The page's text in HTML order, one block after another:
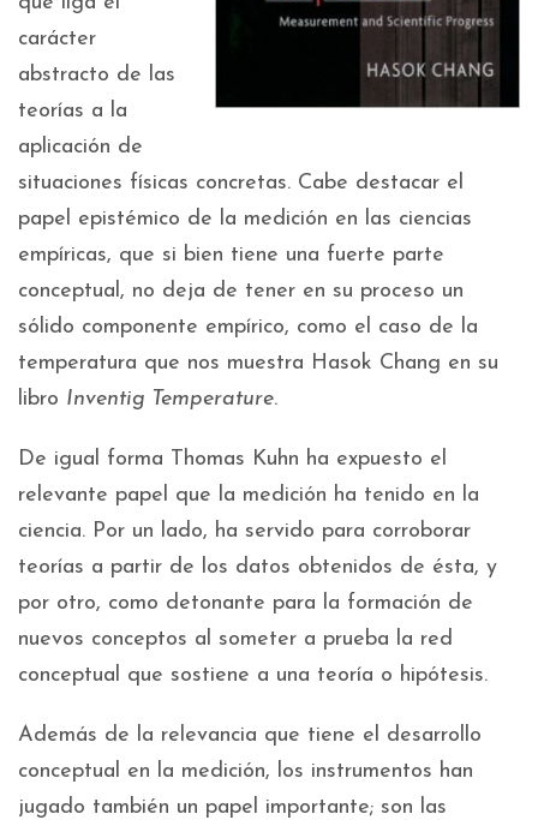
carácter
abstracto de las
teorías a la
aplicación de
situaciones físicas concretas. Cabe destacar el
papel epistémico de la medición en las ciencias
empíricas, que si bien tiene una fuerte parte
conceptual, no deja de tener en su proceso un
sólido componente empírico, como el caso de la
temperatura que nos muestra Hasok Chang en su
libro Inventig Temperature.
De igual forma Thomas Kuhn ha expuesto el
relevante papel que la medición ha tenido en la
ciencia. Por un lado, ha servido para corroborar
teorías a partir de los datos obtenidos de ésta, y
por otro, como detonante para la formación de
nuevos conceptos al someter a prueba la red
conceptual que sostiene a una teoría o hipótesis.
Además de la relevancia que tiene el desarrollo
conceptual en la medición, los instrumentos han
jugado también un papel importante; son las